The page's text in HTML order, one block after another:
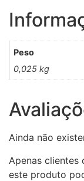
Peso
0,025 kg
Ainda não
Apenas clientes
este produto